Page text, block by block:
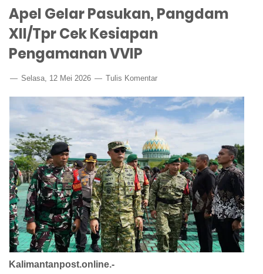
Apel Gelar Pasukan, Pangdam
XII/Tpr Cek Kesiapan
Pengamanan VVIP
Selasa, 12 Mei 2026 Tulis Komentar
Kalimantanpost.online.-